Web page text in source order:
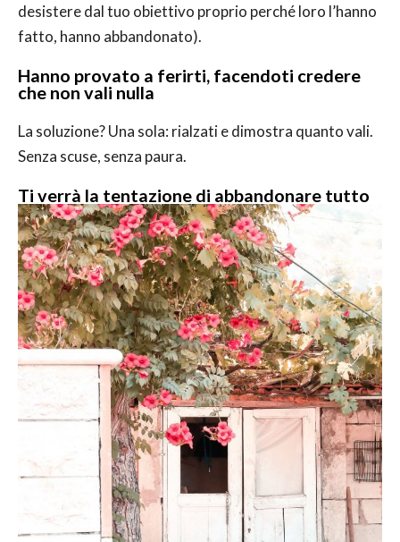
desistere dal tuo obiettivo proprio perché loro l’hanno
fatto, hanno abbandonato).
Hanno provato a ferirti, facendoti credere
che non vali nulla
La soluzione? Una sola: rialzati e dimostra quanto vali.
Senza scuse, senza paura.
Ti verrà la tentazione di abbandonare tutto